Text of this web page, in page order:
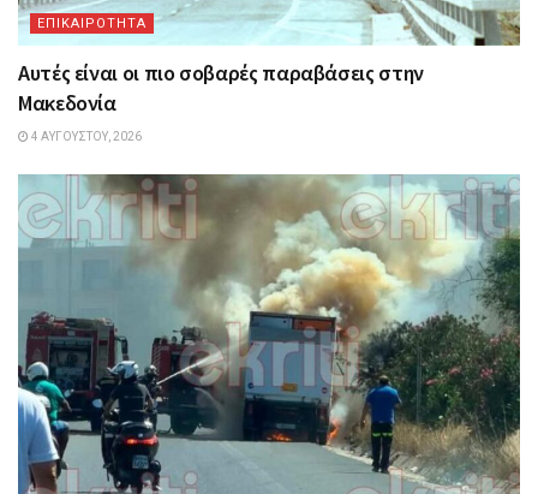
ΕΠΙΚΑΙΡΟΤΗΤΑ
Αυτές είναι οι πιο σοβαρές παραβάσεις στην
Μακεδονία
4 ΑΥΓΟΎΣΤΟΥ, 2026